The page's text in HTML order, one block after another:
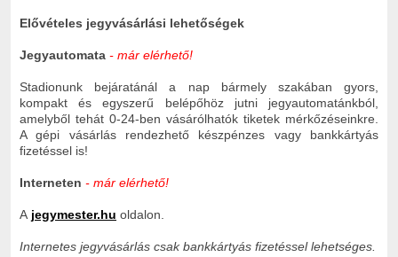
Elővételes jegyvásárlási lehetőségek
Jegyautomata - már elérhető!
Stadionunk bejáratánál a nap bármely szakában gyors,
kompakt és egyszerű belépőhöz jutni jegyautomatánkból,
amelyből tehát 0-24-ben vásárólhatók tiketek mérkőzéseinkre.
A gépi vásárlás rendezhető készpénzes vagy bankkártyás
fizetéssel is!
Interneten - már elérhető!
A jegymester.hu oldalon.
Internetes jegyvásárlás csak bankkártyás fizetéssel lehetséges.